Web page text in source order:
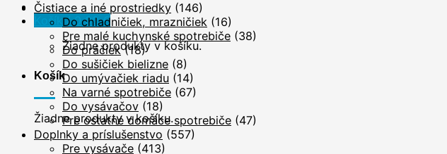
Košík /0,00€
Žiadne produkty v košíku.
Košík
Žiadne produkty v košíku.
Čistiace a iné prostriedky (146)
Do chladničiek, mrazničiek (16)
Pre malé kuchynské spotrebiče (38)
Do práčiek (18)
Do sušičiek bielizne (8)
Do umývačiek riadu (14)
Na varné spotrebiče (67)
Do vysávačov (18)
Pre ostatné domáce spotrebiče (47)
Doplnky a príslušenstvo (557)
Pre vysávače (413)